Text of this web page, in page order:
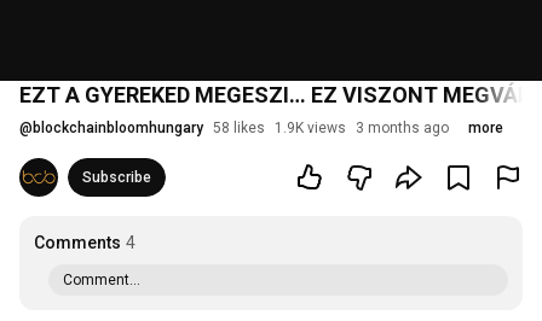
EZT A GYEREKED MEGESZI… EZ VISZONT
@ blockchainbloomhungary 58 likes 1.9K views 3 months ago more
Subscribe
Comments 4
Comment...